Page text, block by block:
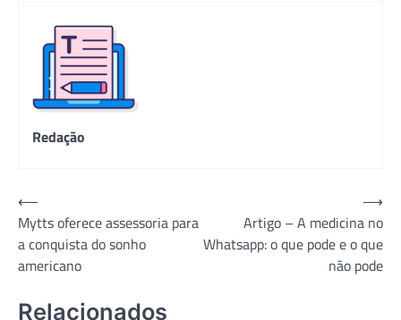
Redação
Navegação
de
Post
⟵
Mytts oferece assessoria para
a conquista do sonho
americano
Artigo – A medicina no
Whatsapp: o que pode e o que
não pode
⟶
Relacionados